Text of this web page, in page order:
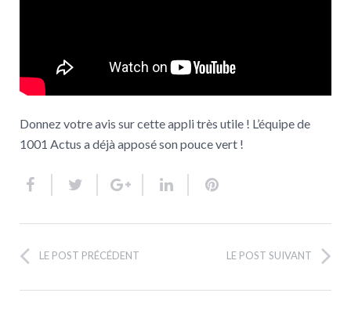
Donnez votre avis sur cette appli très utile ! L’équipe de
1001 Actus a déjà apposé son pouce vert !
LE POST PRÉCÉDENT LE POST SUIVANT